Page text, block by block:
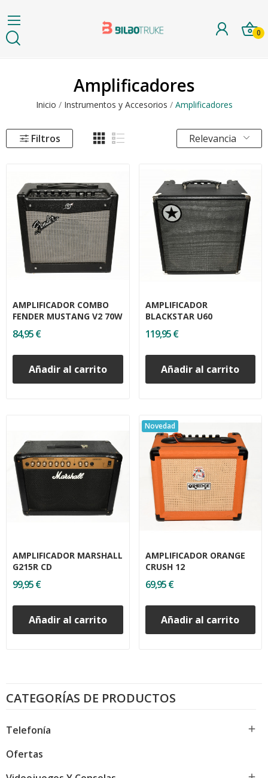
0
Amplificadores
Inicio Instrumentos y Accesorios Amplificadores
CATEGORÍAS DE PRODUCTOS
Telefonía 
Ofertas
Filtros Relevancia
AMPLIFICADOR COMBO
FENDER MUSTANG V2 70W
84,95 €
Añadir al carrito
AMPLIFICADOR
BLACKSTAR U60
119,95 €
Añadir al carrito
AMPLIFICADOR MARSHALL
G215R CD
99,95 €
Añadir al carrito
Novedad
AMPLIFICADOR ORANGE
CRUSH 12
69,95 €
Añadir al carrito